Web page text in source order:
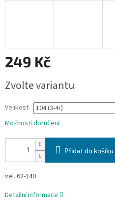
249 Kč
cena:
Zvolte variantu
Velikost
Možnosti doručení
Přidat do košíku
vel. 62-140
Detailní informace